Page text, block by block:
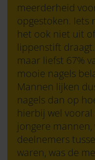
meerderheid
opgestoken. Iets
het ook niet uit
lippenstift
maar liefst 67%
mooie nagels
Mannen lijken
nagels dan op
hierbij wel
jongere
deelnemers
waren, was de